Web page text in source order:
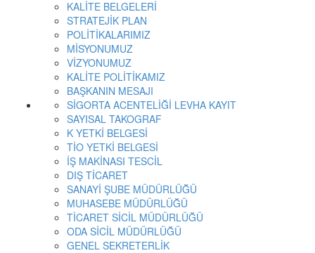
KALİTE BELGELERİ
STRATEJİK PLAN
POLİTİKALARIMIZ
MİSYONUMUZ
VİZYONUMUZ
KALİTE POLİTİKAMIZ
BAŞKANIN MESAJI
SİGORTA ACENTELİĞİ LEVHA KAYIT
SAYISAL TAKOGRAF
K YETKİ BELGESİ
TİO YETKİ BELGESİ
İŞ MAKİNASI TESCİL
DIŞ TİCARET
SANAYİ ŞUBE MÜDÜRLÜĞÜ
MUHASEBE MÜDÜRLÜĞÜ
TİCARET SİCİL MÜDÜRLÜĞÜ
ODA SİCİL MÜDÜRLÜĞÜ
GENEL SEKRETERLİK